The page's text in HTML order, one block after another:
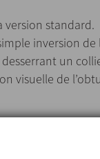
version standard.
inversion
un
visuelle de